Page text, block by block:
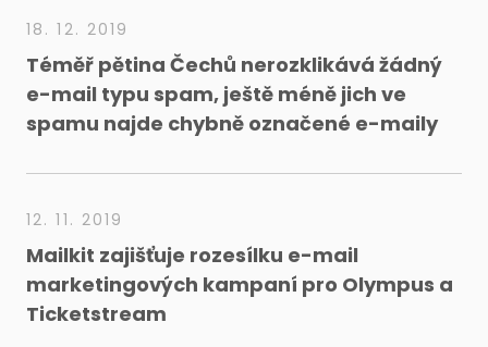
18. 12. 2019
Téměř pětina Čechů nerozklikává žádný
e-mail typu spam, ještě méně jich ve
spamu najde chybně označené e-maily
12. 11. 2019
Mailkit zajišťuje rozesílku e-mail
marketingových kampaní pro Olympus a
Ticketstream